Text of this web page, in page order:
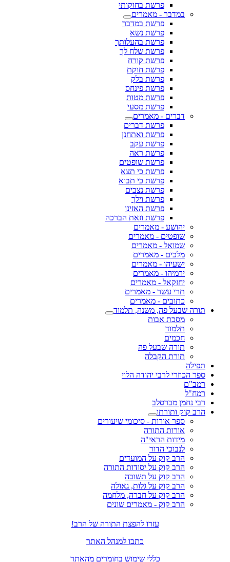
פרשת בחוקותי
במדבר - מאמרים
פרשת במדבר
פרשת נשא
פרשת בהעלותך
פרשת שלח לך
פרשת קורח
פרשת חוקת
פרשת בלק
פרשת פינחס
פרשת מטות
פרשת מסעי
דברים - מאמרים
פרשת דברים
פרשת ואתחנן
פרשת עקב
פרשת ראה
פרשת שופטים
פרשת כי תצא
פרשת כי תבוא
פרשת נצבים
פרשת וילך
פרשת האזינו
פרשת וזאת הברכה
יהושע - מאמרים
שופטים - מאמרים
שמואל - מאמרים
מלכים - מאמרים
ישעיהו - מאמרים
ירמיהו - מאמרים
יחזקאל - מאמרים
תרי עשר - מאמרים
כתובים - מאמרים
תורה שבעל פה, משנה, תלמוד
מסכת אבות
תלמוד
חכמים
תורה שבעל פה
תורת הקבלה
תפילה
ספר הכוזרי לרבי יהודה הלוי
רמב"ם
רמח"ל
רבי נחמן מברסלב
הרב קוק ותורתו
ספר אורות - סיכומי שיעורים
אורות התורה
מידות הראי"ה
לנבוכי הדור
הרב קוק על המועדים
הרב קוק על יסודות התורה
הרב קוק על תשובה
הרב קוק על גלות, גאולה
הרב קוק על חברה, מלחמה
הרב קוק - מאמרים שונים
עזרו להפצת התורה של הרב!
כתבו למנהל האתר
כללי שימוש בחומרים מהאתר